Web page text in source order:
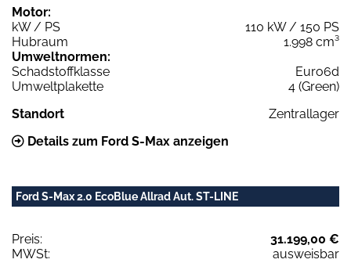
Motor:
kW / PS
110 kW / 150 PS
Hubraum
1.998 cm³
Umweltnormen:
Schadstoffklasse
Euro6d
Umweltplakette
4 (Green)
Standort
Zentrallager
Details zum Ford S-Max anzeigen
Ford S-Max 2.0 EcoBlue Allrad Aut. ST-LINE
Preis:
31.199,00 €
MWSt:
ausweisbar